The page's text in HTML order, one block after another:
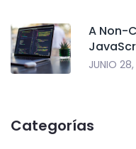
A Non-
JUNIO
Categorías